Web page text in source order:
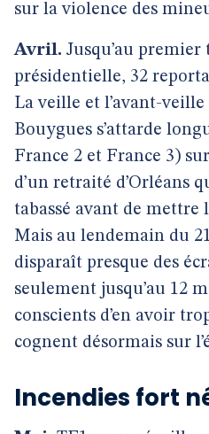
sur la violence des
Avril. Jusqu’au premier
présidentielle, 32
La veille et l’avant-
Bouygues s’attarde
France 2 et France 3)
d’un retraité d’Orléans
tabassé avant de mettre
Mais au lendemain du
disparaît presque des
seulement jusqu’au 12
conscients d’en avoir
cognent désormais sur
Incendies fort